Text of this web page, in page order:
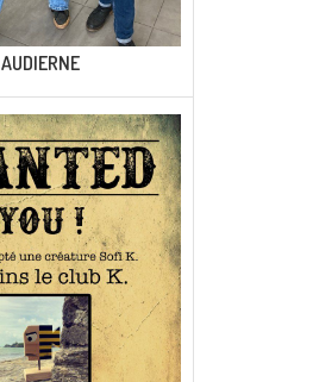
AUDIERNE